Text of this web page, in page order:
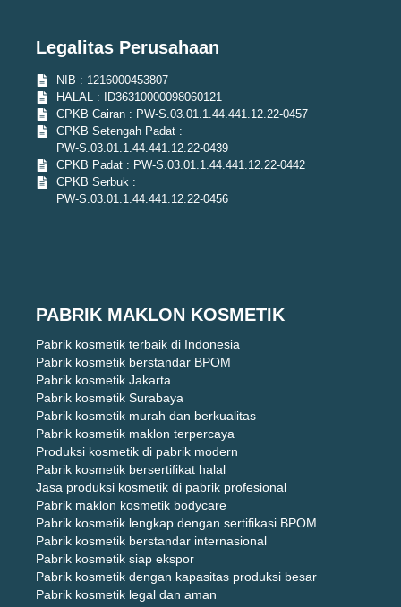
Legalitas Perusahaan
NIB : 1216000453807
HALAL : ID36310000098060121
CPKB Cairan : PW-S.03.01.1.44.441.12.22-0457
CPKB Setengah Padat :
PW-S.03.01.1.44.441.12.22-0439
CPKB Padat : PW-S.03.01.1.44.441.12.22-0442
CPKB Serbuk :
PW-S.03.01.1.44.441.12.22-0456
PABRIK MAKLON KOSMETIK
Pabrik kosmetik terbaik di Indonesia
Pabrik kosmetik berstandar BPOM
Pabrik kosmetik Jakarta
Pabrik kosmetik Surabaya
Pabrik kosmetik murah dan berkualitas
Pabrik kosmetik maklon terpercaya
Produksi kosmetik di pabrik modern
Pabrik kosmetik bersertifikat halal
Jasa produksi kosmetik di pabrik profesional
Pabrik maklon kosmetik bodycare
Pabrik kosmetik lengkap dengan sertifikasi BPOM
Pabrik kosmetik berstandar internasional
Pabrik kosmetik siap ekspor
Pabrik kosmetik dengan kapasitas produksi besar
Pabrik kosmetik legal dan aman